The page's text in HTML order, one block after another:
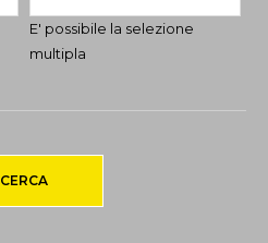
E' possibile la selezione
multipla
CERCA